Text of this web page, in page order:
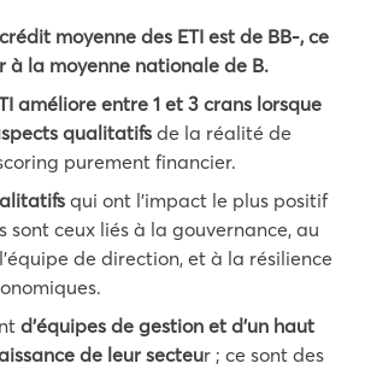
moyenne des ETI est de BB-, ce
à la moyenne nationale de B.
améliore entre 1 et 3 crans lorsque
qualitatifs de la réalité de
purement financier.
qui ont l’impact le plus positif
sont ceux liés à la gouvernance, au
de direction, et à la résilience
d’équipes de gestion et d’un haut
de leur secteur ; ce sont des